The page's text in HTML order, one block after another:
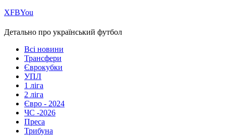
ХFBYou
Детально про український футбол
Всі новини
Трансфери
Єврокубки
УПЛ
1 ліга
2 ліга
Євро - 2024
ЧС -2026
Преса
Трибуна